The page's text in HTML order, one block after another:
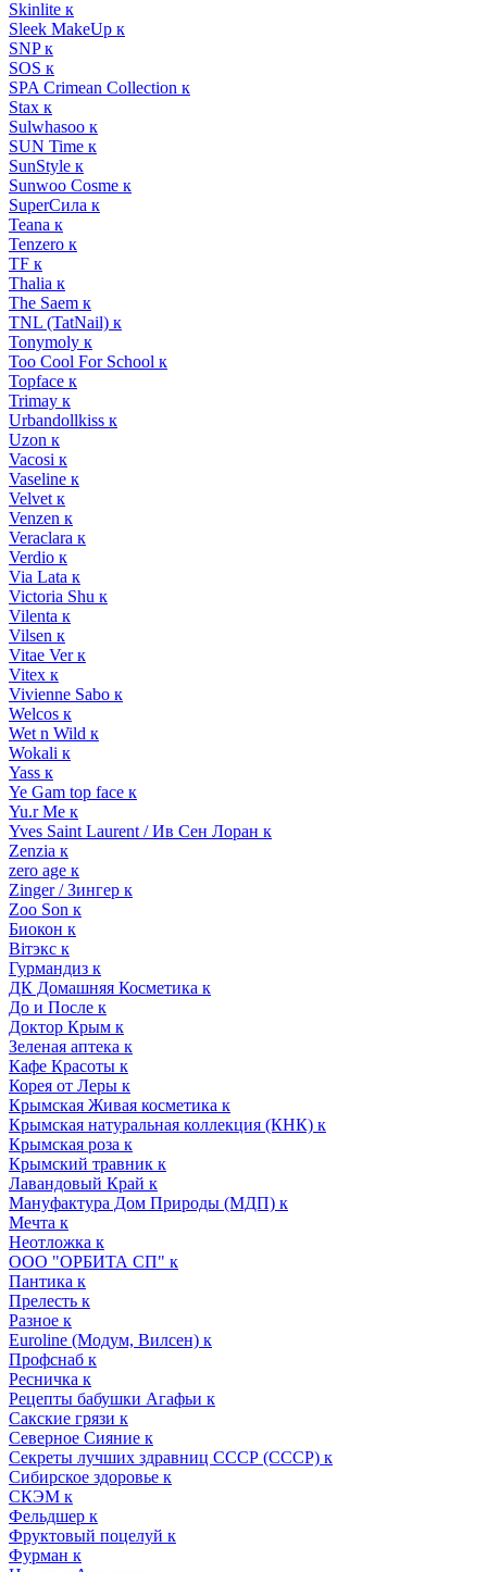
Skinlite к
Sleek MakeUp к
SNP к
SOS к
SPA Crimean Collection к
Stax к
Sulwhasoo к
SUN Time к
SunStyle к
Sunwoo Cosme к
SuperСила к
Teana к
Tenzero к
TF к
Thalia к
The Saem к
TNL (TatNail) к
Tonymoly к
Too Cool For School к
Topface к
Trimay к
Urbandollkiss к
Uzon к
Vacosi к
Vaseline к
Velvet к
Venzen к
Veraclara к
Verdio к
Via Lata к
Victoria Shu к
Vilenta к
Vilsen к
Vitae Ver к
Vitex к
Vivienne Sabo к
Welcos к
Wet n Wild к
Wokali к
Yass к
Ye Gam top face к
Yu.r Me к
Yves Saint Laurent / Ив Сен Лоран к
Zenzia к
zero age к
Zinger / Зингер к
Zoo Son к
Биокон к
Вiтэкс к
Гурмандиз к
ДК Домашняя Косметика к
До и После к
Доктор Крым к
Зеленая аптека к
Кафе Красоты к
Корея от Леры к
Крымская Живая косметика к
Крымская натуральная коллекция (КНК) к
Крымская роза к
Крымский травник к
Лавандовый Край к
Мануфактура Дом Природы (МДП) к
Мечта к
Неотложка к
ООО "ОРБИТА СП" к
Пантика к
Прелесть к
Разное к
Euroline (Модум, Вилсен) к
Профснаб к
Ресничка к
Рецепты бабушки Агафьи к
Сакские грязи к
Северное Сияние к
Секреты лучших здравниц СССР (СССР) к
Сибирское здоровье к
СКЭМ к
Фельдшер к
Фруктовый поцелуй к
Фурман к